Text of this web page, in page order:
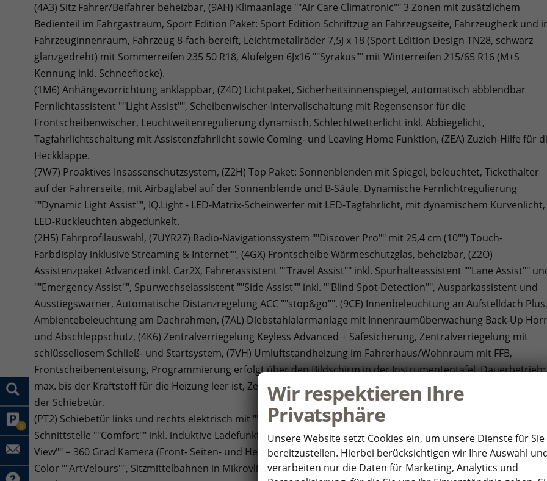
0
(4A3) Sitz Fahrer/Beifahrer beheizbar, (9AH) Klimaanlage ""Air Care Climatronic"" 3 Zonen mit zusätzlichem
Bedienteil im Fahrgastraum, Sport Edition Paket: Sport Edition Schriftzug an Fahrzeugseite, Fahrzeugheck und
Fahrzeuginnenraum, Fahrzeug 8-fach-bereift, Leichtmetallräder 7,5J x 18 (Sport Edition Design TN28, schwarz
glanzgedreht) mit Sommerreifen 235 50 R18, Alufelgen 6Jx16 ""Syrakus"" mit Winterreifen 215/65 R16 (M+S
Kennung inkl. Schneeflocke).
(1M6) Anhängevorrichtung anklappbar, (Z4D) Lichtpaket, Sicherheitsinnenspiegel, automatisch abblendbar
Fernlichtassistent ""Light Assist"", Scheibenwischer-Intervallschaltung mit Regensensor für die
Frontscheibenwischer, Leuchtweitenregulierung dynamisch, Schlechtwetterlicht inkl. Abbiegelicht,
Tagfahrlichtschaltung mit Assistenzfahrlicht sowie Coming- und Leaving Home Funktion, (ZEA) Zuzieh-Hilfe für
Heckklappe.
(7W7) Proaktives Insassenschutzsystem, (Z2H) Top Paket: Sonnenblenden mit Spiegel, beleuchtet, Tickethalter
auf der Fahrerseite, mit Airbaglabel auf der Sonnenblende und B-Säule, Dynamische Fernlichtregulierung
""Dynamic Light Assist"", IQ.Light - LED-Matrix-Scheinwerfer mit LED-Tagfahrlicht, mit dynamischem Kurvenlicht,
LED-Rückleuchten abgedunkelt.
(2H5) Fahrprofilauswahl, (7UYR27) Radio-Navigationssystem ""Discover Pro"" mit 25,4 cm (10"") Touch-
Farbdisplay inklusive Streaming & Internet"", (4GX) Frontscheibe Wärmeschutzglas, beheizbar, (Z2O)
Assistenzpaket Advanced inkl. Car2X, Fahrerassistent ""Travel Assist"" inkl. Spurhalteassistent ""Lane Assist""
""Emergency Assist"", Spurwechselassistent ""Side Assist"" inkl. ""Blind Spot Detection"", Ausparkassistent und
Ausstiegswarner, Automatische Distanzregelung ACC ""stop&go"", (9CE) Innenbeleuchtung an Aufstelldach Plus,
Ambientebeleuchtung am Dachrahmen, (7AL) Diebstahlalarmanlage mit Innenraumüberwachung Back-Up
und Abschleppschutz, (4K6) Zentralverriegelung Keyless Advanced + Safesicherung, Zentralverriegelung mit
schlüssellosem Schließ- und Startsystem, (7VH) Umluftstandheizung im Fahrerhaus/Wohnraum mit FFB,
Frontscheibenenteisung, Programmierung erfolgt über den Bildschirm in der Instrumententafel, Dauerbetrieb:
max. bis der Kraftstoff für die Heizung leer ist, Zeitbegrenzter Betrieb: max. 120 min, Ausströmer links im Bereich
der Schiebetür.
(PT2) Schiebetür links und rechts elektrisch mit ""Easy Open und Easy Close""-Funktion, (9IJ) Mobiltelefon-
Schnittstelle ""Comfort"" inkl. induktive Ladefunktion, (P2G) Parkpaket Advanced, Umgebungsansicht ""Area
View"" = 360 Grad Kamera (Front- Seiten- und Heckkamera), Parklenkassistent ""Park Assist"", (N2S) Sitzbezüge
Color ""ArtVelours"", Sitzmittelbahnen in Mikrovlies/Alcantara, Sitzwangen in Glattlederoptik, (KS1) Head-Up-
Wir respektieren Ihre
Privatsphäre
Unsere Website setzt Cookies ein, um unsere Dienste für Sie
bereitzustellen. Hierbei berücksichtigen wir Ihre Auswahl
verarbeiten nur die Daten für Marketing, Analytics und